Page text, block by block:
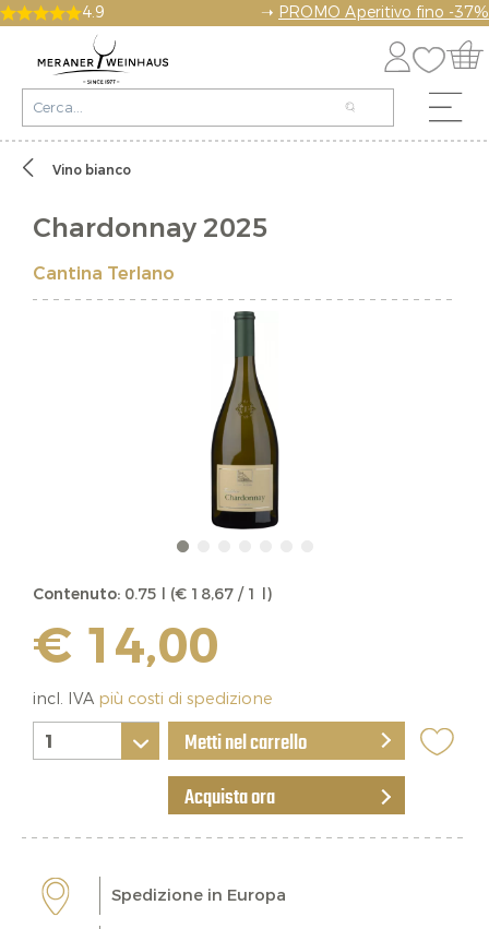
4.9 ➝ PROMO Aperitivo fino -37%
Vino bianco
Chardonnay 2025
Cantina Terlano
Contenuto: 0.75 l (€ 18,67 / 1 l)
€ 14,00
incl. IVA più costi di spedizione
Metti nel carrello
Acquista ora
Spedizione in Europa